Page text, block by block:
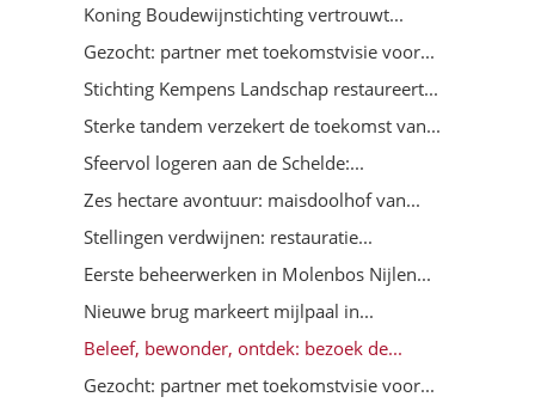
Koning Boudewijnstichting vertrouwt...
Gezocht: partner met toekomstvisie voor...
Stichting Kempens Landschap restaureert...
Sterke tandem verzekert de toekomst van...
Sfeervol logeren aan de Schelde:...
Zes hectare avontuur: maisdoolhof van...
Stellingen verdwijnen: restauratie...
Eerste beheerwerken in Molenbos Nijlen...
Nieuwe brug markeert mijlpaal in...
Beleef, bewonder, ontdek: bezoek de...
Gezocht: partner met toekomstvisie voor...